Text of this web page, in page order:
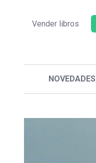
Vender libros
NOVEDADES